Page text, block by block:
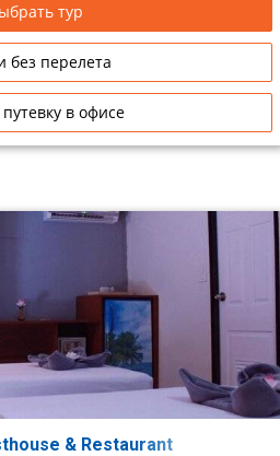
тур
без перелета
в офисе
& Restaurant